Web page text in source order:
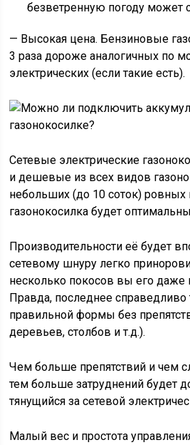
безветренную погоду может
— Высокая цена. Бензиновые
3 раза дороже аналогичных по
электрических (если такие есть).
Сетевые электрические
и дешевые из всех видов
небольших (до 10 соток) ровных
газонокосилка будет
Производительности её будет
сетевому шнуру легко
несколько покосов вы его даже
Правда, последнее справедливо
правильной формы без
деревьев, столбов и т.д.).
Чем больше препятствий и чем
тем больше затруднений будет
тянущийся за сетевой
Малый вес и простота